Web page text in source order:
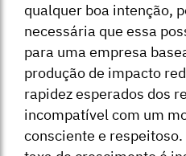
qualquer boa intenção,
necessária que essa
para uma empresa
produção de impacto
rapidez esperados dos
incompatível com um
consciente e